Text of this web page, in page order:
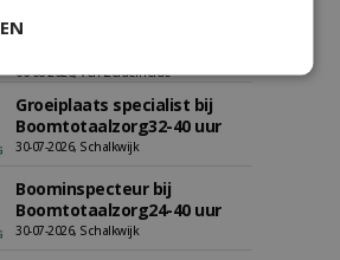
(fulltime) bij DSV zaden
06-08-2026, Ven Zelderheide
Groeiplaats specialist bij
Boomtotaalzorg32-40 uur
30-07-2026, Schalkwijk
Boominspecteur bij
Boomtotaalzorg24-40 uur
30-07-2026, Schalkwijk